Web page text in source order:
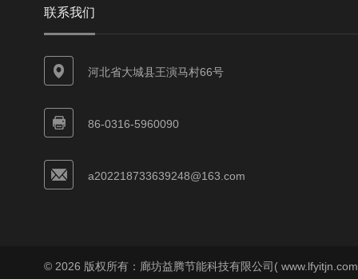
联系我们
河北省大城县王演马村66号
86-0316-5960090
a202218733639248@163.com
© 2026 版权所有：廊坊益腾节能科技有限公司(